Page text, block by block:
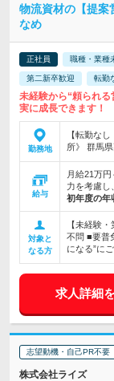
物流資材の【提
なめ
正社員 職種・業種
第二新卒歓迎 転勤
未経験から“頼られ
実に成長できます！
勤務地
【転勤な
所》 群馬
給与
月給21万
力を考慮
初年度の年
対象と
なる方
【未経験
不問 ■要
になる”に
求人詳細
志望動機・自己PR不要
株式会社ライズ